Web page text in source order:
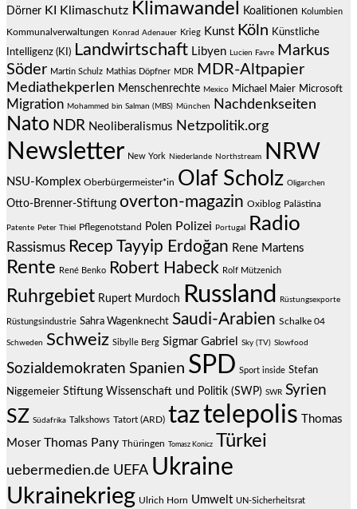
Dörner KI Klimaschutz Klimawandel Koalitionen Kolumbien
Kommunalverwaltungen Konrad Adenauer Krieg Kunst Köln Künstliche
Intelligenz (KI) Landwirtschaft Libyen Lucien Favre
Markus
Söder Martin Schulz Mathias Döpfner MDR MDR-Altpapier
Mediathekperlen Menschenrechte Mexico Michael Maier Microsoft
Migration Mohammed bin Salman (MBS) München Nachdenkseiten
Nato NDR Neoliberalismus Netzpolitik.org
Newsletter New York Niederlande Northstream NRW
NSU-Komplex Oberbürgermeister*in Olaf Scholz Oligarchen
Otto-Brenner-Stiftung overton-magazin Oxiblog Palästina
Patente Peter Thiel Pflegenotstand Polen Polizei Portugal Radio
Rassismus Recep Tayyip Erdoğan Rene Martens
Rente René Benko Robert Habeck Rolf Mützenich
Ruhrgebiet Rupert Murdoch Russland Rüstungsexporte
Rüstungsindustrie Sahra Wagenknecht Saudi-Arabien Schalke 04
Schweden Schweiz Sibylle Berg Sigmar Gabriel Sky (TV) Slowfood
Sozialdemokraten Spanien SPD Sport inside Stefan
Niggemeier Stiftung Wissenschaft und Politik (SWP) SWR Syrien
SZ Südafrika Talkshows Tatort (ARD) taztelepolis
Thomas
Moser Thomas Pany Thüringen Tomasz Konicz Türkei
uebermedien.de UEFA Ukraine
Ukrainekrieg Ulrich Horn Umwelt UN-Sicherheitsrat